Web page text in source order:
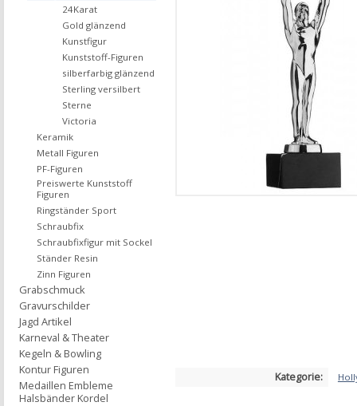
Kategorie:
24Karat
Gold glänzend
Kunstfigur
Kunststoff-Figuren
silberfarbig glänzend
Sterling versilbert
Sterne
Victoria
Keramik
Metall Figuren
PF-Figuren
Preiswerte Kunststoff
Figuren
Ringständer Sport
Schraubfix
Schraubfixfigur mit Sockel
Ständer Resin
Zinn Figuren
Grabschmuck
Gravurschilder
Jagd Artikel
Karneval & Theater
Kegeln & Bowling
Kontur Figuren
Medaillen Embleme
Halsbänder Kordel